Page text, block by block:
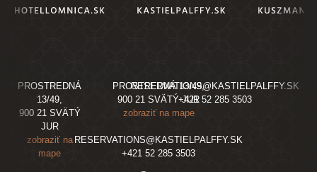
PROSTREDNÁ
13/49,
900 21 SVÄTÝ
JUR
zobraziť na
mape
RESERVATIONS@KASTIELPALFFY.SK
+421 52 285 3503
PROSTREDNÁ 13/49,
900 21 SVÄTÝ JUR
zobraziť na mape
RESERVATIONS@KASTIELPALFFY.SK
+421 52 285 3503